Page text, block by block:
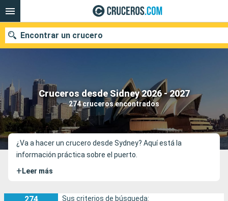
Cruceros desde Sidney 2026 - 2027
274 cruceros encontrados
Encontrar un crucero
Nuestros destinos
Fecha de salida
Puertos Compañías
¿Va a hacer un crucero desde Sydney? Aquí está la
información práctica sobre el puerto.
+ Leer más
Sus criterios de búsqueda: